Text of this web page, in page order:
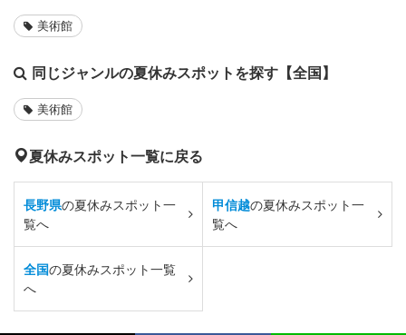
美術館
同じジャンルの夏休みスポットを探す【全国】
美術館
夏休みスポット一覧に戻る
長野県の夏休みスポット一
覧へ
甲信越の夏休みスポット一
覧へ
全国の夏休みスポット一覧
へ